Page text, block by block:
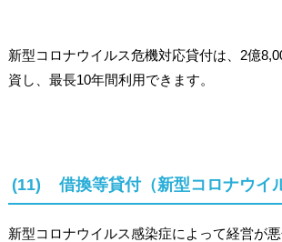
新型コロナウイルス危機対応貸付は、2億
資し、最長10年間利用できます。
(11) 借換等貸付（新型コロナウイ
新型コロナウイルス感染症によって経営が